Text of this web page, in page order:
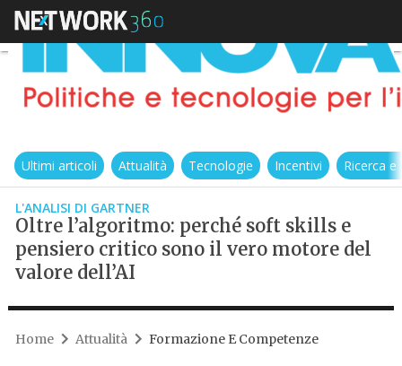
Ultimi articoli Attualità Tecnologie Incentivi Ricerca
L'ANALISI DI GARTNER
Oltre l’algoritmo: perché soft skills e
pensiero critico sono il vero motore del
valore dell’AI
Home Attualità Formazione E Competenze